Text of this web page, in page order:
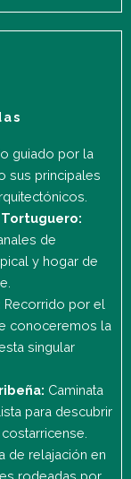
guiado por la
sus principales
de
y hogar de
Recorrido por el
conoceremos la
singular
Caminata
para descubrir
de relajación en
rodeadas por